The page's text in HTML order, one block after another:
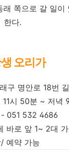
쪽으로 갈 일
한다.
오리가
구 명안로 18번
시 50분 ~ 저녁
- 051 532 4686
바로 앞 1~ 2대
/ 예약 가능